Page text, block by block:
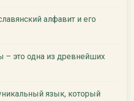
алфавит и его
– это одна из древнейших
язык, который